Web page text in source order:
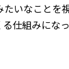
たいなことを
仕組みにな